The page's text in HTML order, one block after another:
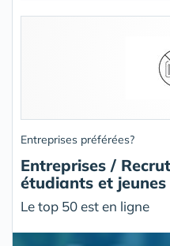
Entreprises préférées?
Entreprises /
étudiants et
Le top 50 est en ligne